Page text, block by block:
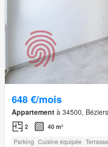
648 €/mois
Appartement à 34500,
2 40 m²
Parking Cuisine équipée Terrasse